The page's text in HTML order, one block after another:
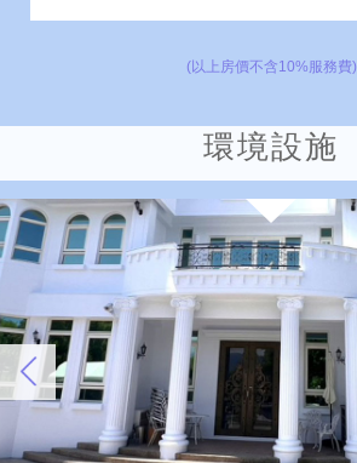
(以上房價不含10%服務費)
環境設施